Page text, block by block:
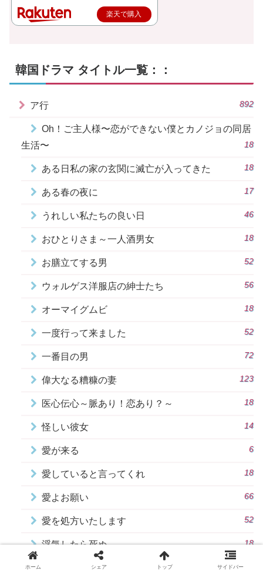
楽天で購入
韓国ドラマ タイトル一覧：：
ア行 892
Oh！ご主人様〜恋ができない僕とカノジョの同居
生活〜
18
ある日私の家の玄関に滅亡が入ってきた 18
ある春の夜に 17
うれしい私たちの良い日 46
おひとりさま～一人酒男女 18
お膳立てする男 52
ウォルゲス洋服店の紳士たち 56
オーマイグムビ 18
一度行って来ました 52
一番目の男 72
偉大なる糟糠の妻 123
医心伝心～脈あり！恋あり？～ 18
怪しい彼女 14
愛が来る 6
愛していると言ってくれ 18
愛よお願い 66
愛を処方いたします 52
浮気したら死ぬ 18
ホーム シェア トップ サイドバー